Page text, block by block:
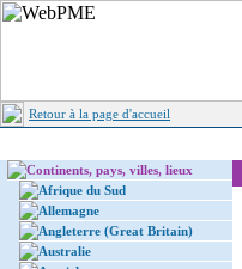
Retour à la page d'accueil
Continents, pays, villes, lieux
Afrique du Sud
Allemagne
Angleterre (Great Britain)
Australie